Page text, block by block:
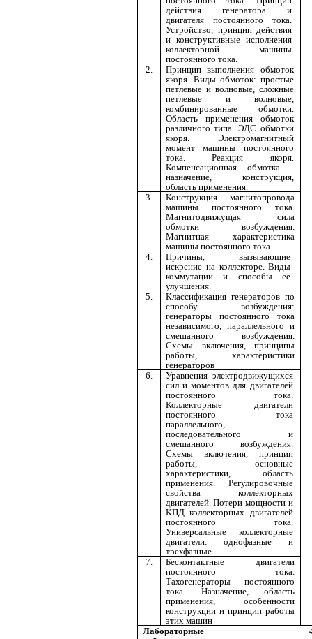
действия генератора и
двигателя постоянного тока.
Устройство, принцип действия
и конструктивные исполнения
коллекторной машины
постоянного тока.
2.
Принцип выполнения обмоток
якоря. Виды обмоток: простые
петлевые и волновые, сложные
петлевые и волновые,
комбинированные обмотки.
Область применения обмоток
различного типа. ЭДС обмотки
якоря. Электромагнитный
момент машины постоянного
тока. Реакция якоря.
Компенсационная обмотка -
назначение, конструкция,
область применения.
3.
Конструкция магнитопровода
машины постоянного тока.
Магнитодвижущая сила
обмотки возбуждения.
Магнитная характеристика
машины постоянного тока.
4.
Причины, вызывающие
искрение на коллекторе. Виды
коммутации и способы ее
улучшения.
5.
Классификация генераторов по
способу возбуждения:
генераторы постоянного тока
независимого, параллельного и
смешанного возбуждения.
Схемы включения, принципы
работы, характеристики
генераторов
6.
Уравнения электродвижущихся
сил и моментов для двигателей
постоянного тока.
Коллекторные двигатели
постоянного тока
параллельного,
последовательного и
смешанного возбуждения.
Схемы включения, принцип
работы, основные
характеристики, область
применения. Регулировочные
свойства коллекторных
двигателей. Потери мощности и
КПД коллекторных двигателей
постоянного тока.
Универсальные коллекторные
двигатели: однофазные и
трехфазные.
7.
Бесконтактные двигатели
постоянного тока.
Тахогенераторы постоянного
тока. Назначение, область
применения, особенности
конструкции и принцип работы
этих машин
Лабораторные